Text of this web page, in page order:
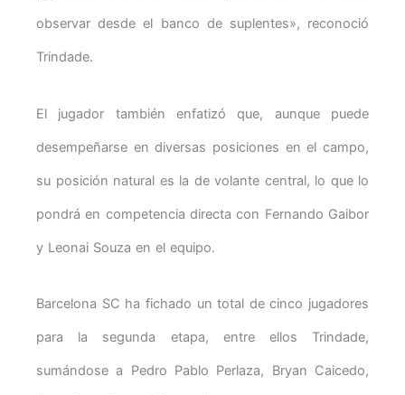
observar desde el banco de suplentes», reconoció
Trindade.
El jugador también enfatizó que, aunque puede
desempeñarse en diversas posiciones en el campo,
su posición natural es la de volante central, lo que lo
pondrá en competencia directa con Fernando Gaibor
y Leonai Souza en el equipo.
Barcelona SC ha fichado un total de cinco jugadores
para la segunda etapa, entre ellos Trindade,
sumándose a Pedro Pablo Perlaza, Bryan Caicedo,